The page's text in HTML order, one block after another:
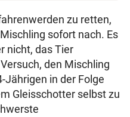
zu retten,
sofort nach. Es
nicht, das Tier
den Mischling
Jährigen in der Folge
Gleisschotter selbst zu